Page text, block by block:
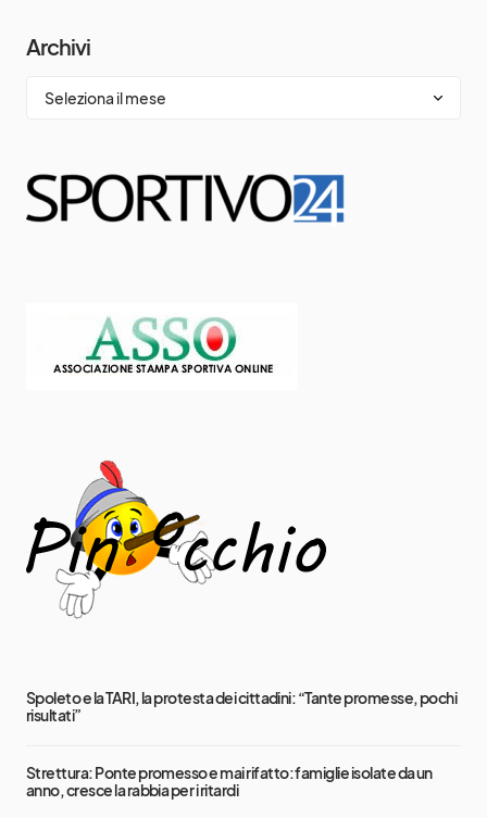
Archivi
Spoleto e la TARI, la protesta dei cittadini: “Tante promesse, pochi
risultati”
Strettura: Ponte promesso e mai rifatto: famiglie isolate da un
anno, cresce la rabbia per i ritardi